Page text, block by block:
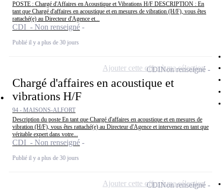
POSTE : Chargé d'Affaires en Acoustique et Vibrations H/F DESCRIPTION : En
tant que Chargé d'affaires en acoustique et en mesures de vibration (H/F), vous êtes
rattaché(e) au Directeur d'Agence et...
CDI - Non renseigné
Publié il y a plus de 30 jours
Chargé d'affaires en acoustique et
vibrations H/F
94 - MAISONS-ALFORT
Description du poste En tant que Chargé d'affaires en acoustique et en mesures de
vibration (H/F), vous êtes rattaché(e) au Directeur d'Agence et intervenez en tant que
véritable expert dans votre...
CDI - Non renseigné
Publié il y a plus de 30 jours
CDINon renseigné
Ajouter cette offre à ma sélection
CDINon renseigné
Ajouter cette offre à ma sélection